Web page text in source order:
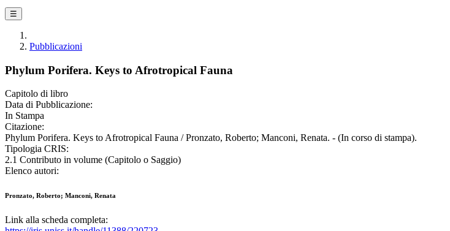
☰
Pubblicazioni
Phylum Porifera. Keys to Afrotropical Fauna
Capitolo di libro
Data di Pubblicazione:
In Stampa
Citazione:
Phylum Porifera. Keys to Afrotropical Fauna / Pronzato, Roberto; Manconi, Renata. - (In corso di stampa).
Tipologia CRIS:
2.1 Contributo in volume (Capitolo o Saggio)
Elenco autori:
Pronzato, Roberto; Manconi, Renata
Link alla scheda completa: